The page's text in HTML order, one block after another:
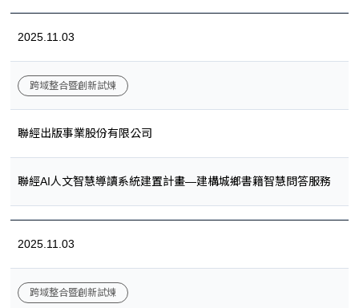
2025.11.03
跨域整合暨創新試煉
聯經出版事業股份有限公司
聯經AI人文智慧導讀系統建置計畫—建構城鄉書籍智慧問答服務
2025.11.03
跨域整合暨創新試煉